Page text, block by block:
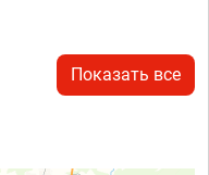
Показать все